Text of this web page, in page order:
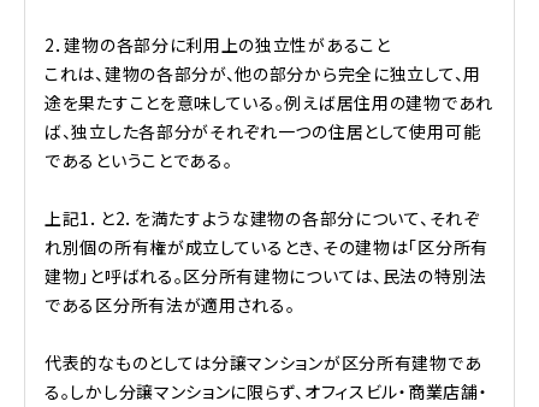
2．建物の各部分に利用上の独立性があること
これは、建物の各部分が、他の部分から完全に独立して、用
途を果たすことを意味している。例えば居住用の建物であれ
ば、独立した各部分がそれぞれ一つの住居として使用可能
であるということである。
上記1．と2．を満たすような建物の各部分について、それぞ
れ別個の所有権が成立しているとき、その建物は「区分所有
建物」と呼ばれる。区分所有建物については、民法の特別法
である区分所有法が適用される。
代表的なものとしては分譲マンションが区分所有建物であ
る。しかし分譲マンションに限らず、オフィスビル・商業店舗・